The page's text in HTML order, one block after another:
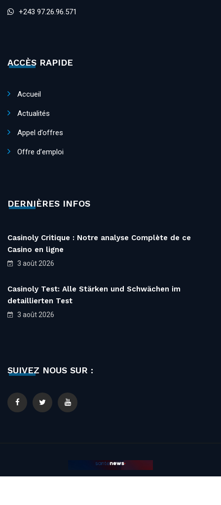
+243 97.26.96.571
ACCÈS RAPIDE
Accueil
Actualités
Appel d’offres
Offre d’emploi
DERNIÈRES INFOS
Casinoly Critique : Notre analyse Complète de ce
Casino en ligne
3 août 2026
Casinoly Test: Alle Stärken und Schwächen im
detaillierten Test
3 août 2026
SUIVEZ NOUS SUR :